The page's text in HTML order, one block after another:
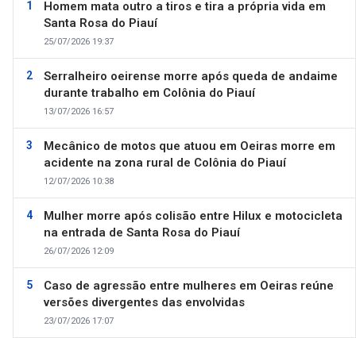
Homem mata outro a tiros e tira a própria vida em
Santa Rosa do Piauí
25/07/2026 19:37
Serralheiro oeirense morre após queda de andaime
durante trabalho em Colônia do Piauí
13/07/2026 16:57
Mecânico de motos que atuou em Oeiras morre em
acidente na zona rural de Colônia do Piauí
12/07/2026 10:38
Mulher morre após colisão entre Hilux e motocicleta
na entrada de Santa Rosa do Piauí
26/07/2026 12:09
Caso de agressão entre mulheres em Oeiras reúne
versões divergentes das envolvidas
23/07/2026 17:07